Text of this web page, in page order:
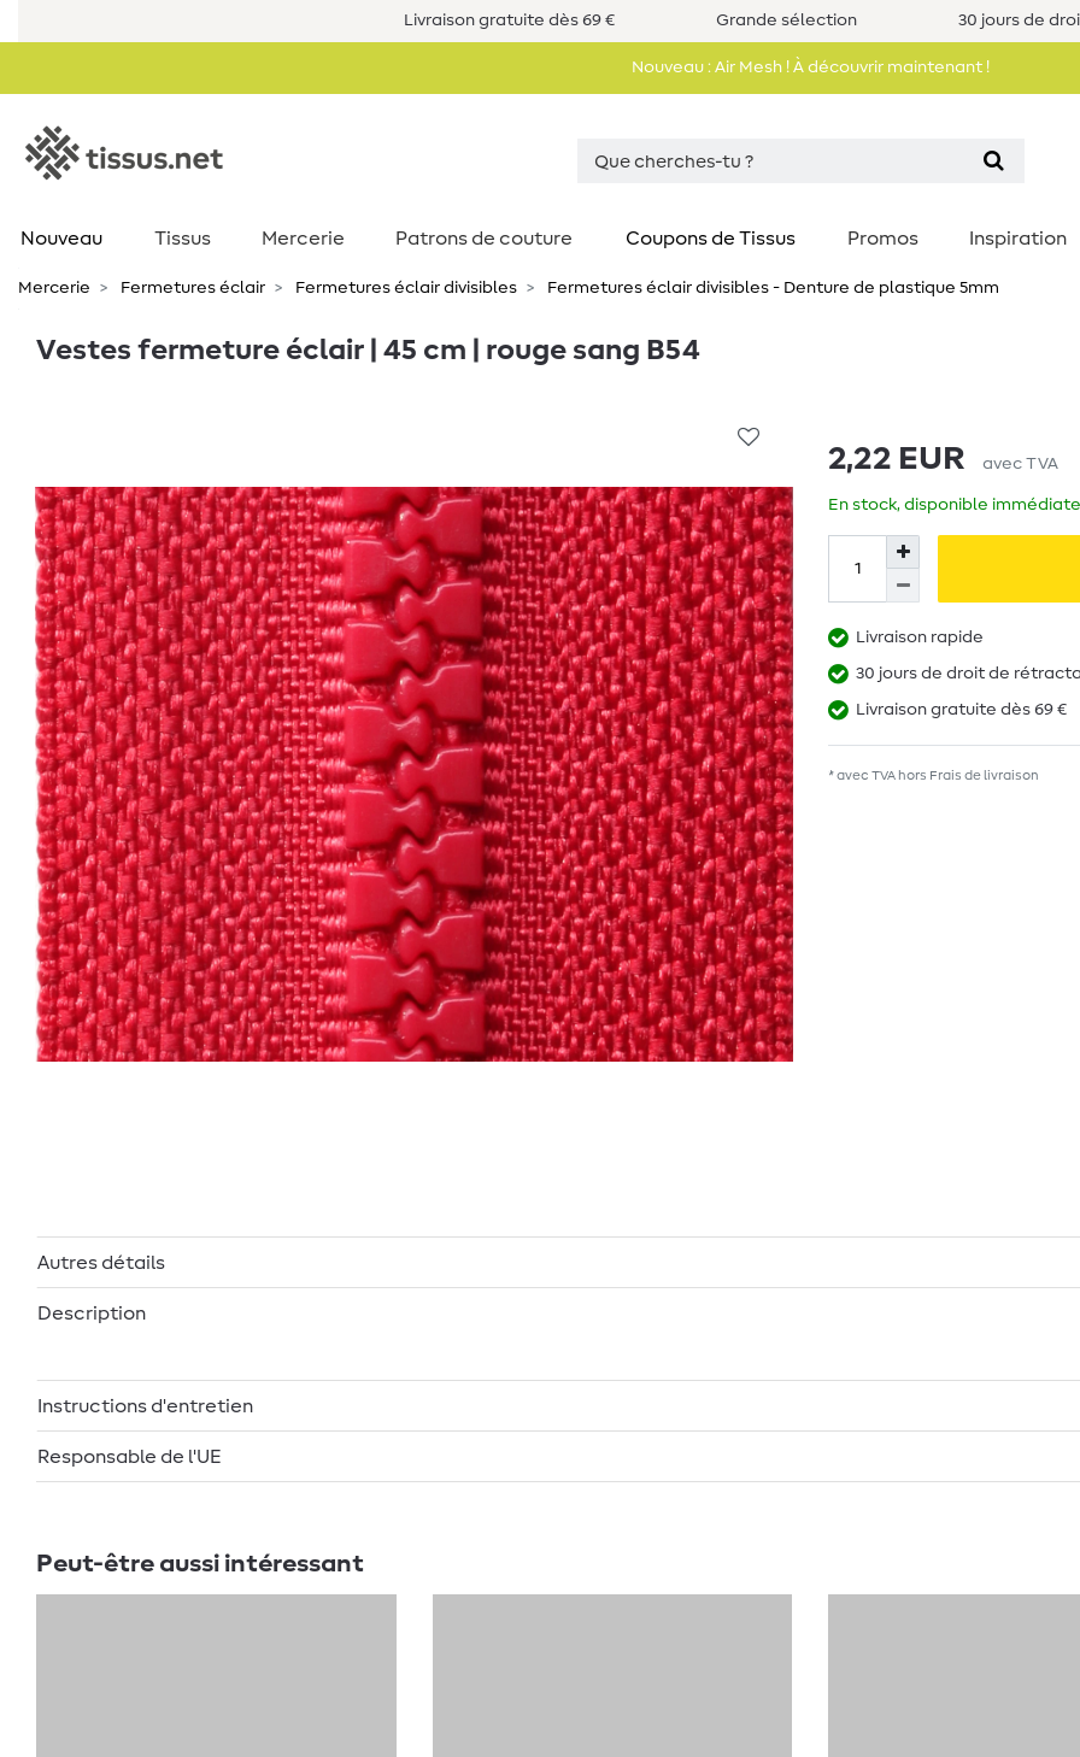
Livraison gratuite dès 69 € Grande sélection 30 jours de
Nouveau : Air Mesh ! À découvrir maintenant !
Nouveau Tissus Mercerie Patrons de couture Coupons de Tissus Promos Inspiration
Mercerie Fermetures éclair Fermetures éclair divisibles Fermetures éclair divisibles - Denture de plastique 5mm
Vestes fermeture éclair | 45 cm | rouge sang B54
2,22 EUR avec TVA
En stock, disponible
Livraison rapide
30 jours de droit de
Livraison gratuite dès 69 €
* avec TVA hors Frais de livraison
Autres détails
Description
Instructions d'entretien
Responsable de l'UE
Peut-être aussi intéressant